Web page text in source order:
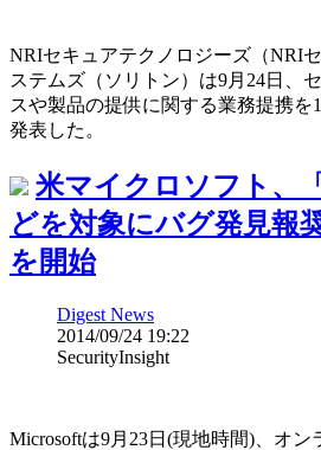
NRIセキュアテクノロジーズ（NRI
ステムズ（ソリトン）は9月24日、
スや製品の提供に関する業務提携を
発表した。
米マイクロソフト、
どを対象にバグ発見報
を開始
Digest News
2014/09/24 19:22
SecurityInsight
Microsoftは9月23日(現地時間)、オン